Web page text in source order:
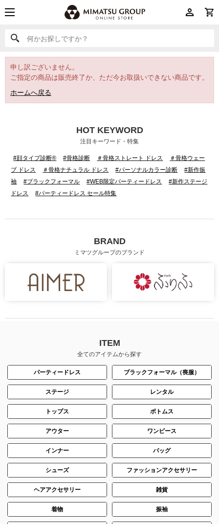
何かお探しですか？
何かお探しですか？
申し訳ございません。
ご指定の商品は販売終了か、ただ今お取扱いできない商品です。
ホームへ戻る
HOT KEYWORD
注目キーワード・特集
#顔タイプ診断® #骨格診断 ＃骨格ストレート ドレス
＃骨格ウェー
ブ ドレス
＃骨格ナチュラル ドレス #パーソナルカラー診断
#新作振
袖
#ブラックフォーマル #WEB限定パーティードレス
#新作ステージ
ドレス
#パーティードレス セール特集
BRAND
ミマツグループのブランド
ITEM
全てのアイテムから探す
パーティードレス ブラックフォーマル（喪服）
ステージ レンタル
トップス ボトムス
アウター ワンピース
インナー バッグ
シューズ ファッションアクセサリー
ヘアアクセサリー 雑貨
着物 振袖